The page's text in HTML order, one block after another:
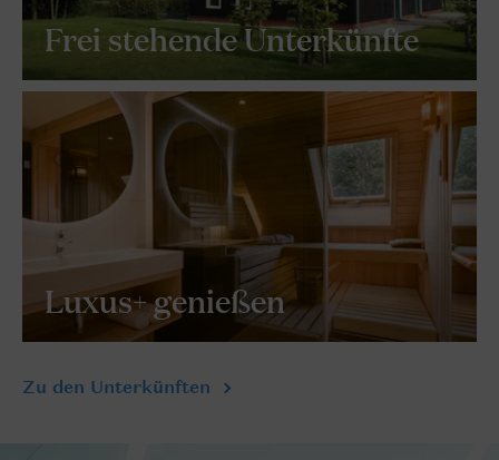
Frei stehende Unterkünfte
Luxus+ genießen
Zu den Unterkünften